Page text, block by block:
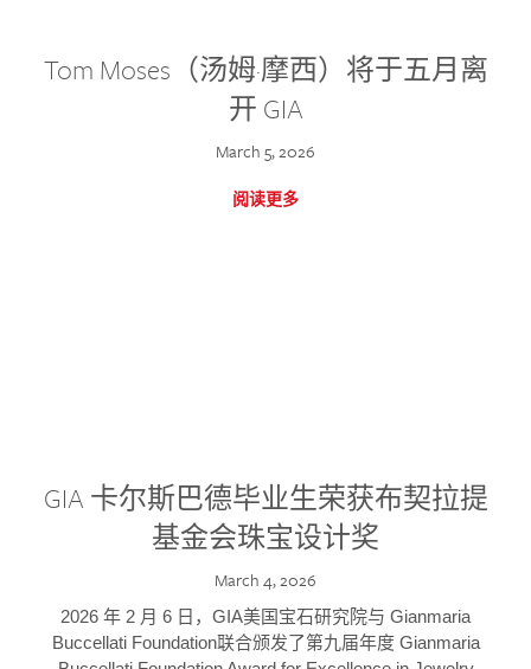
Tom Moses（汤姆·摩西）将于五月离
开 GIA
March 5, 2026
阅读更多
GIA 卡尔斯巴德毕业生荣获布契拉提
基金会珠宝设计奖
March 4, 2026
2026 年 2 月 6 日，GIA美国宝石研究院与 Gianmaria
Buccellati Foundation联合颁发了第九届年度 Gianmaria